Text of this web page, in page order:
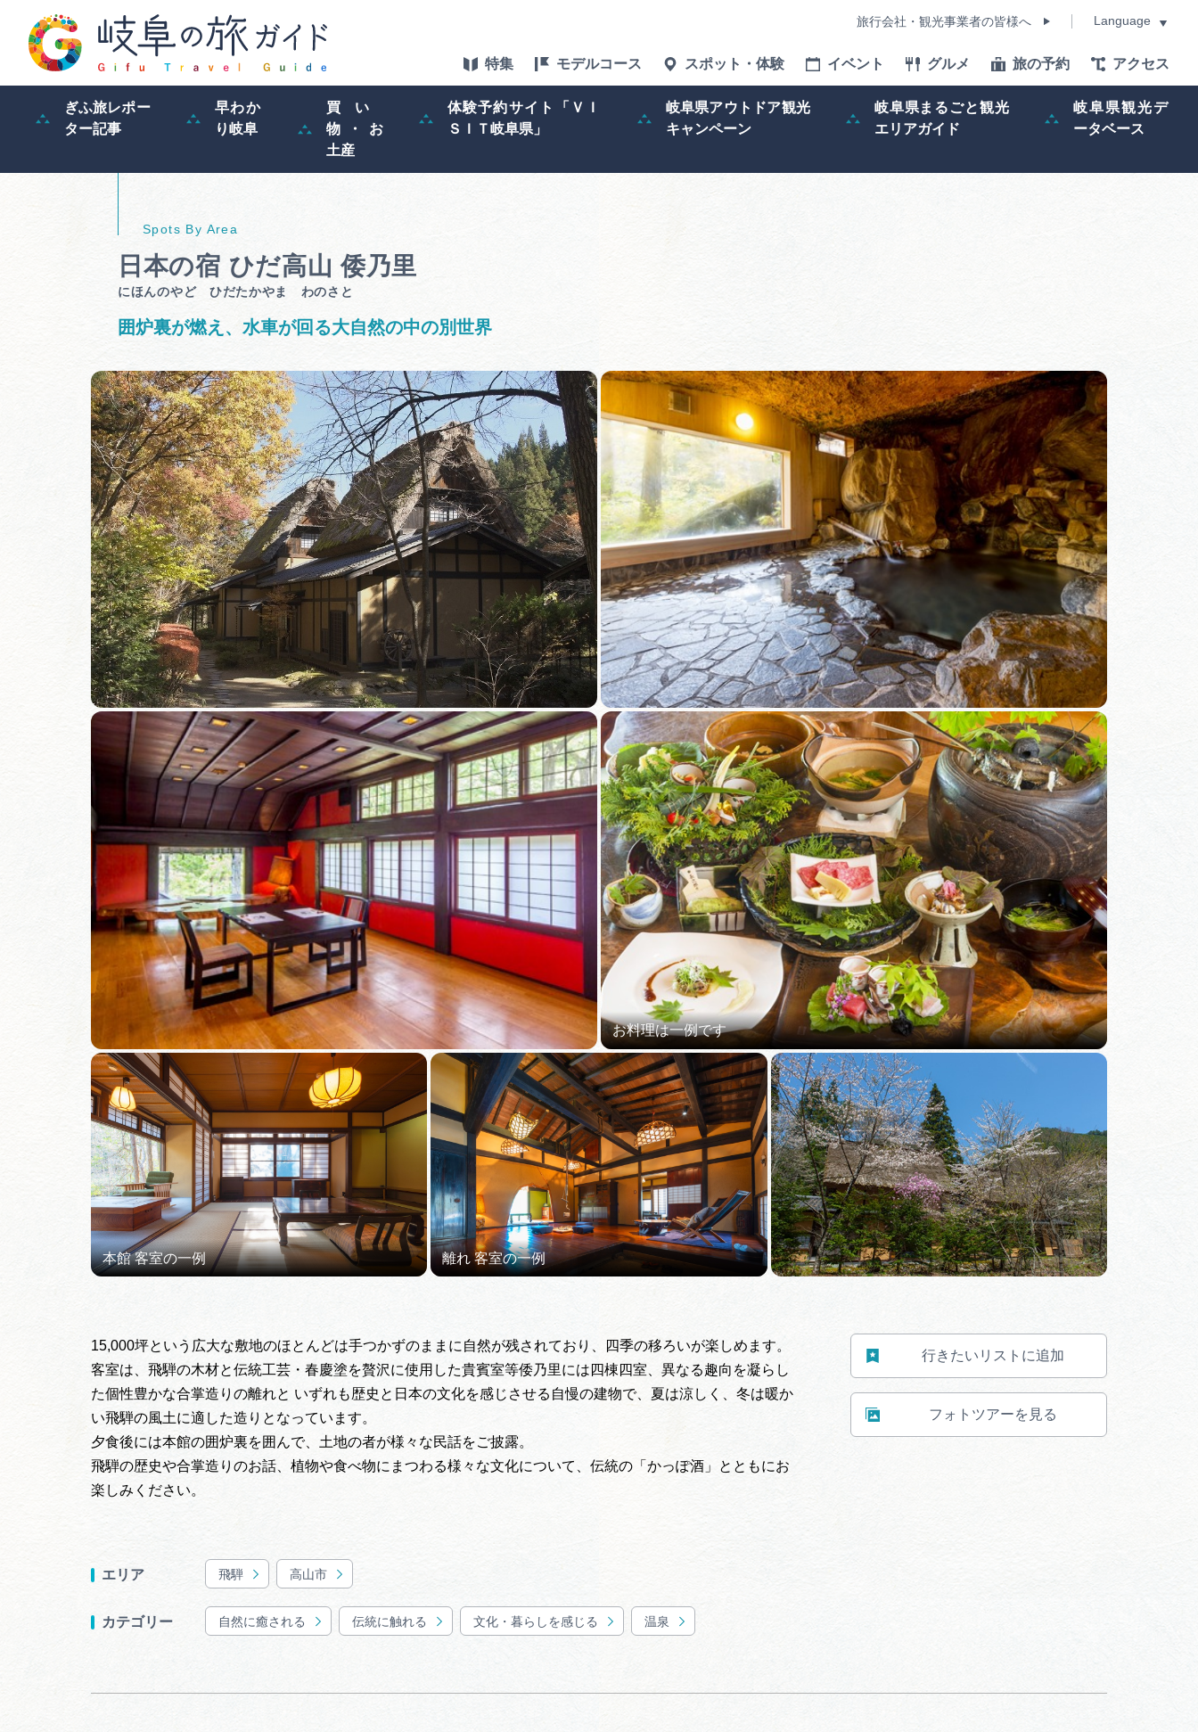
旅行会社・観光事業者の皆様へ Language
特集 モデルコース スポット・体験 イベント グルメ 旅の予約 アクセス
ぎふ旅レポー
ター記事
早わか
り岐阜
買い
物・お
土産
体験予約サイト「ＶＩ
ＳＩＴ岐阜県」
岐阜県アウトドア観光
キャンペーン
岐阜県まるごと観光
エリアガイド
岐阜県観光デ
ータベース
買い物・お土産
体験予約サイト「ＶＩＳＩＴ
岐阜県」
岐阜県アウトドア観光キャン
ペーン
岐阜県まるごと観光エリアガ
イド
岐阜県観光データベース
旅行会社・観光事業者の皆様へ フォトライブラリー
動画ライブラリー お問い合わせ
運営組織 広告掲載 サイトポリシー
日本の宿 ひだ高山 倭乃里
にほんのやど ひだたかやま わのさと
囲炉裏が燃え、水車が回る大自然の中の別世界
15,000坪という広大な敷地のほとんどは手つかずのままに自然が残されており、四季の移ろいが楽しめます。
客室は、飛騨の木材と伝統工芸・春慶塗を贅沢に使用した貴賓室等倭乃里には四棟四室、異なる趣向を凝らし
た個性豊かな合掌造りの離れと いずれも歴史と日本の文化を感じさせる自慢の建物で、夏は涼しく、冬は暖か
い飛騨の風土に適した造りとなっています。
夕食後には本館の囲炉裏を囲んで、土地の者が様々な民話をご披露。
飛騨の歴史や合掌造りのお話、植物や食べ物にまつわる様々な文化について、伝統の「かっぽ酒」とともにお
楽しみください。
エリア 飛騨 高山市
カテゴリー 自然に癒される 伝統に触れる 文化・暮らしを感じる 温泉
行きたいリストに追加
フォトツアーを見る